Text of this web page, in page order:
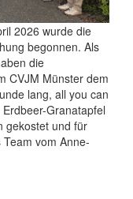
2026 wurde die
begonnen. Als
die
CVJM Münster dem
lang, all you can
Granatapfel
gekostet und für
vom Anne-